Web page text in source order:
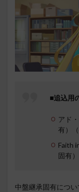
■追込用
アド
有）
Faith
固有
中盤継承固有につ